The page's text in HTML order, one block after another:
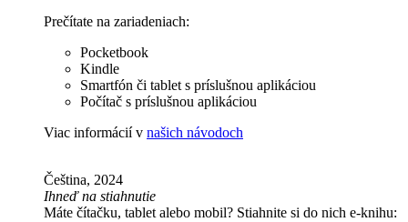
Prečítate na zariadeniach:
Pocketbook
Kindle
Smartfón či tablet s príslušnou aplikáciou
Počítač s príslušnou aplikáciou
Viac informácií v našich návodoch
Čeština, 2024
Ihneď na stiahnutie
Máte čítačku, tablet alebo mobil? Stiahnite si do nich e-knihu: